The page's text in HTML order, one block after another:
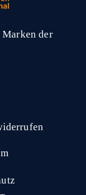
Marken der